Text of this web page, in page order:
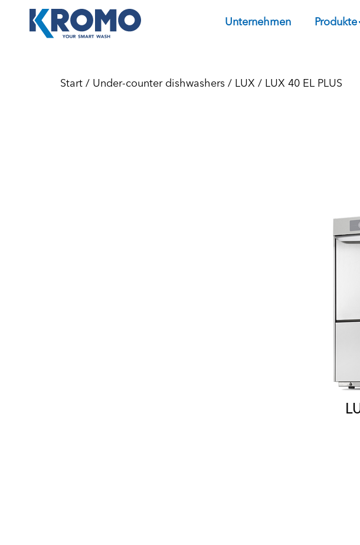
Unternehmen Produkte
Start / Under-counter dishwashers / LUX / LUX 40 EL PLUS